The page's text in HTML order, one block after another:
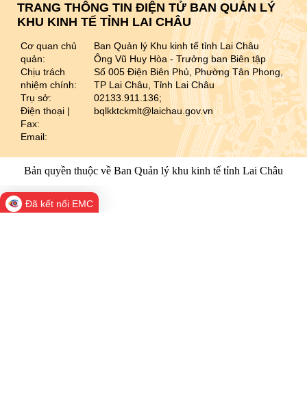
TRANG THÔNG TIN ĐIỆN TỬ BAN QUẢN LÝ
KHU KINH TẾ TỈNH LAI CHÂU
Cơ quan chủ
quản:
Chịu trách
nhiệm chính:
Trụ sở:
Điện thoại |
Fax:
Email:
Ban Quản lý Khu kinh tế tỉnh Lai Châu
Ông Vũ Huy Hòa - Trưởng ban Biên tập
Số 005 Điện Biên Phủ, Phường Tân Phong,
TP Lai Châu, Tỉnh Lai Châu
02133.911.136;
bqlkktckmlt@laichau.gov.vn
Bản quyền thuộc về Ban Quản lý khu kinh tế tỉnh Lai Châu
Đã kết nối EMC